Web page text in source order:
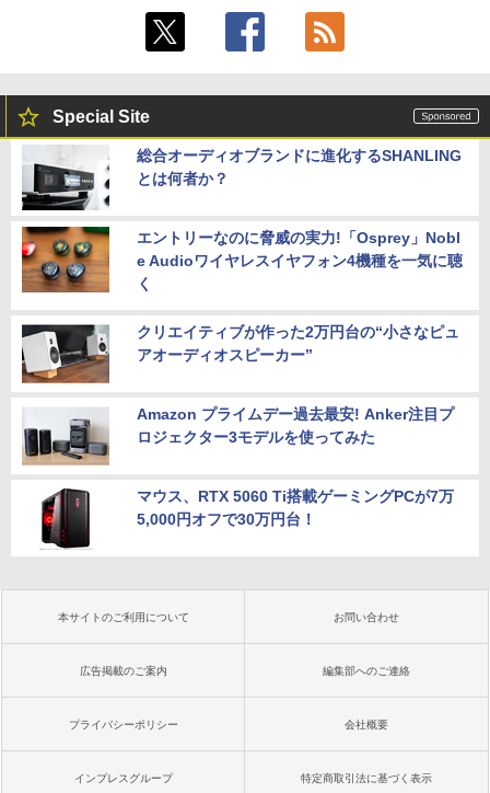
Special Site
総合オーディオブランドに進化するSHANLING
とは何者か？
エントリーなのに脅威の実力!「Osprey」Nobl
e Audioワイヤレスイヤフォン4機種を一気に聴
く
クリエイティブが作った2万円台の“小さなピュ
アオーディオスピーカー”
Amazon プライムデー過去最安! Anker注目プ
ロジェクター3モデルを使ってみた
マウス、RTX 5060 Ti搭載ゲーミングPCが7万
5,000円オフで30万円台！
本サイトのご利用について お問い合わせ
広告掲載のご案内 編集部へのご連絡
プライバシーポリシー 会社概要
インプレスグループ 特定商取引法に基づく表示